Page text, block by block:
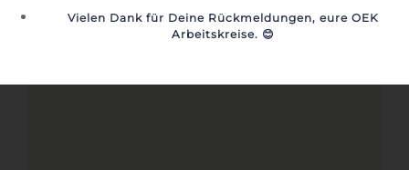
Vielen Dank für Deine Rückmeldungen, eure OEK
Arbeitskreise. 😊